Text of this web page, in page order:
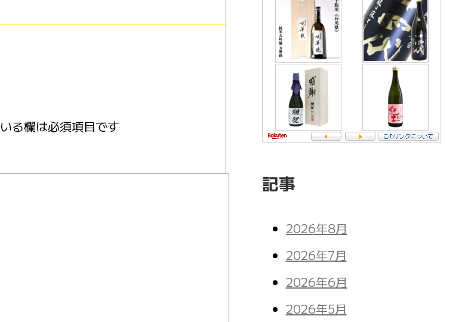
る欄は必須項目です
記事
2026年8月
2026年7月
2026年6月
2026年5月